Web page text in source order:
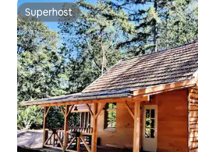
Superhost
Superhost